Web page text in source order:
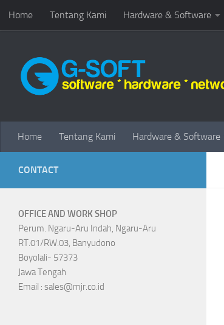
Skip to content
Home Tentang Kami Hardware & Software
Home Tentang Kami Hardware & Software
CONTACT
OFFICE AND WORK SHOP
Perum. Ngaru-Aru Indah, Ngaru-Aru
RT.01/RW.03, Banyudono
Boyolali- 57373
Jawa Tengah
Email : sales@mjr.co.id